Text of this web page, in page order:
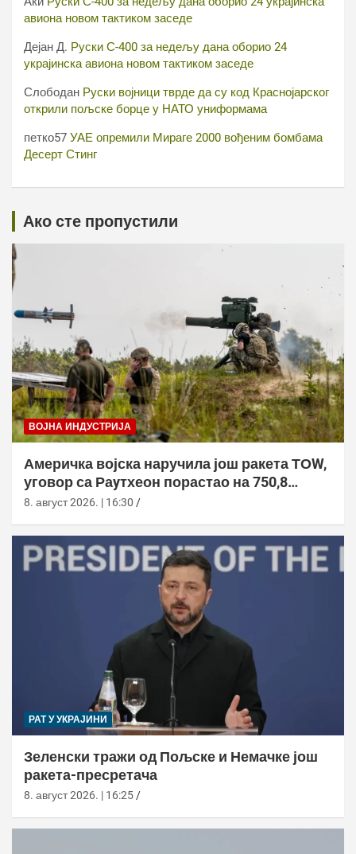
авиона новом тактиком заседе
Дејан Д. Руски С-400 за недељу дана оборио 24
украјинска авиона новом тактиком заседе
Слободан Руски војници тврде да су код Краснојарског
открили пољске борце у НАТО униформама
петко57 УАЕ опремили Мираге 2000 вођеним бомбама
Десерт Стинг
Ако сте пропустили
ВОЈНА ИНДУСТРИЈА
Америчка војска наручила још ракета ТОW,
уговор са Раyтхеон порастао на 750,8
милиона долара
8. август 2026. | 16:30
РАТ У УКРАЈИНИ
Зеленски тражи од Пољске и Немачке још
ракета-пресретача
8. август 2026. | 16:25